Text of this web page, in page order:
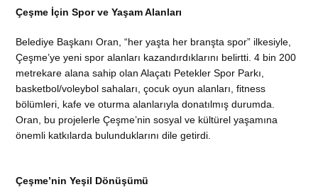
Çeşme İçin Spor ve Yaşam Alanları
Belediye Başkanı Oran, “her yaşta her branşta spor” ilkesiyle,
Çeşme’ye yeni spor alanları kazandırdıklarını belirtti. 4 bin 200
metrekare alana sahip olan Alaçatı Petekler Spor Parkı,
basketbol/voleybol sahaları, çocuk oyun alanları, fitness
bölümleri, kafe ve oturma alanlarıyla donatılmış durumda.
Oran, bu projelerle Çeşme’nin sosyal ve kültürel yaşamına
önemli katkılarda bulunduklarını dile getirdi.
Çeşme’nin Yeşil Dönüşümü